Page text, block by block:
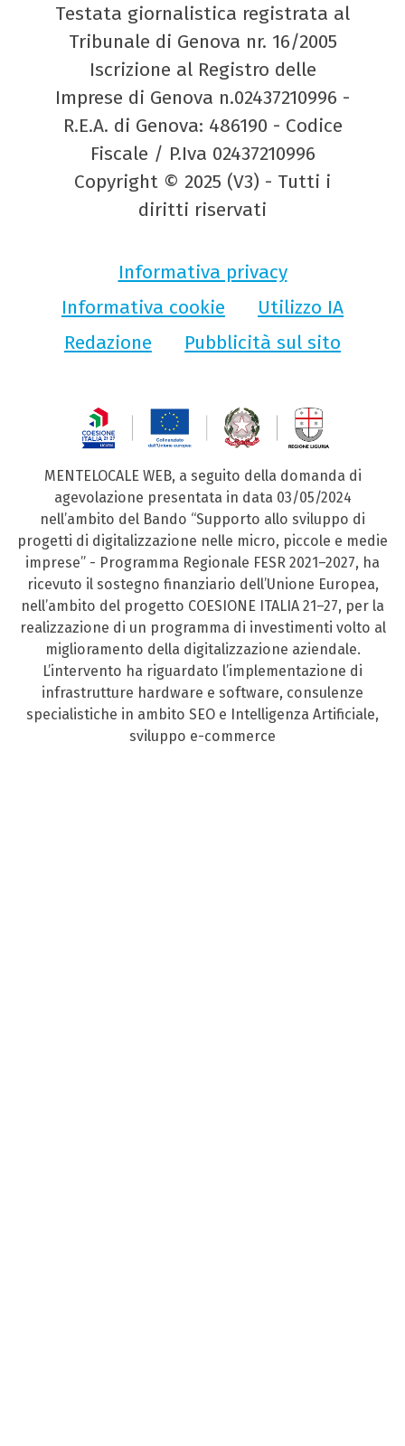
Testata giornalistica registrata al
Tribunale di Genova nr. 16/2005
Iscrizione al Registro delle
Imprese di Genova n.02437210996 -
R.E.A. di Genova: 486190 - Codice
Fiscale / P.Iva 02437210996
Copyright © 2025 (V3) - Tutti i
diritti riservati
Informativa privacy
Informativa cookie
Utilizzo IA
Redazione
Pubblicità sul sito
MENTELOCALE WEB, a seguito della domanda di
agevolazione presentata in data 03/05/2024
nell’ambito del Bando “Supporto allo sviluppo di
progetti di digitalizzazione nelle micro, piccole e medie
imprese” - Programma Regionale FESR 2021–2027, ha
ricevuto il sostegno finanziario dell’Unione Europea,
nell’ambito del progetto COESIONE ITALIA 21–27, per la
realizzazione di un programma di investimenti volto al
miglioramento della digitalizzazione aziendale.
L’intervento ha riguardato l’implementazione di
infrastrutture hardware e software, consulenze
specialistiche in ambito SEO e Intelligenza Artificiale,
sviluppo e-commerce